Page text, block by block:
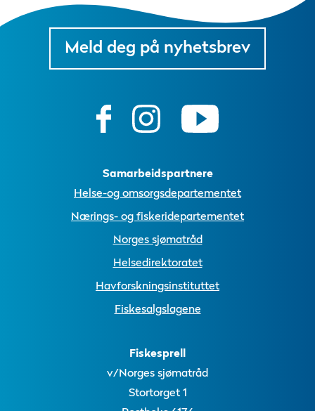
Samarbeidspartnere
Helse-og omsorgsdepartementet
Nærings- og fiskeridepartementet
Norges sjømatråd
Helsedirektoratet
Havforskningsinstituttet
Fiskesalgslagene
Fiskesprell
v/Norges sjømatråd
Stortorget 1
Meld deg på nyhetsbrev